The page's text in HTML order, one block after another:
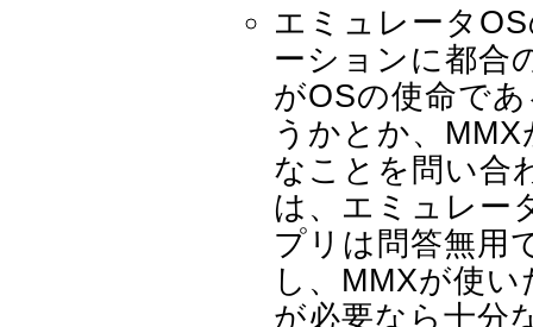
エミュレータ
ーションに都合
がOSの使命で
うかとか、
なことを問い合
は、エミュレー
プリは問答無用
し、MMXが使
が必要なら十分